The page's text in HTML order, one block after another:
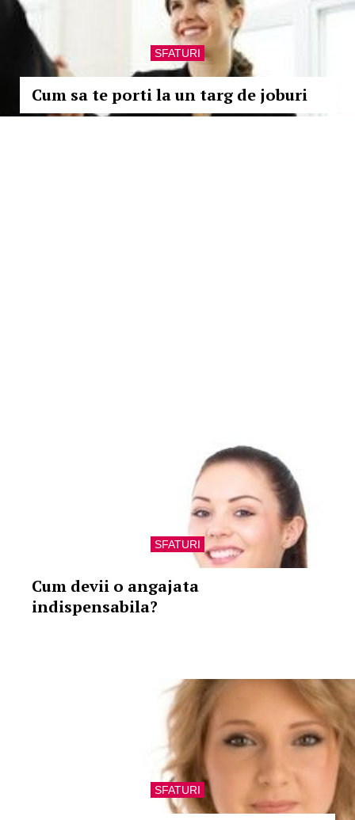
SFATURI
Cum sa te porti la un targ de joburi
SFATURI
Cum devii o angajata
indispensabila?
SFATURI